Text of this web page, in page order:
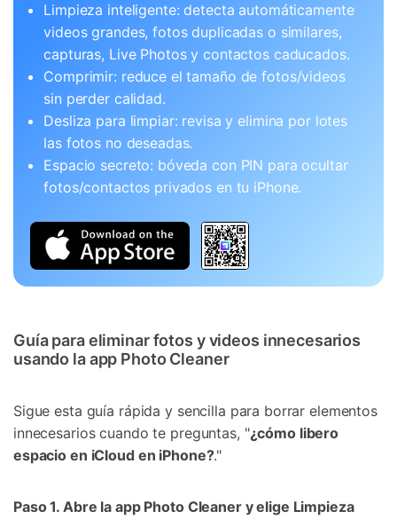
Limpieza inteligente: detecta automáticamente
videos grandes, fotos duplicadas o similares,
capturas, Live Photos y contactos caducados.
Comprimir: reduce el tamaño de fotos/videos
sin perder calidad.
Desliza para limpiar: revisa y elimina por lotes
las fotos no deseadas.
Espacio secreto: bóveda con PIN para ocultar
fotos/contactos privados en tu iPhone.
Guía para eliminar fotos y videos innecesarios
usando la app Photo Cleaner
Sigue esta guía rápida y sencilla para borrar elementos
innecesarios cuando te preguntas, "¿cómo libero
espacio en iCloud en iPhone?."
Paso 1. Abre la app Photo Cleaner y elige Limpieza